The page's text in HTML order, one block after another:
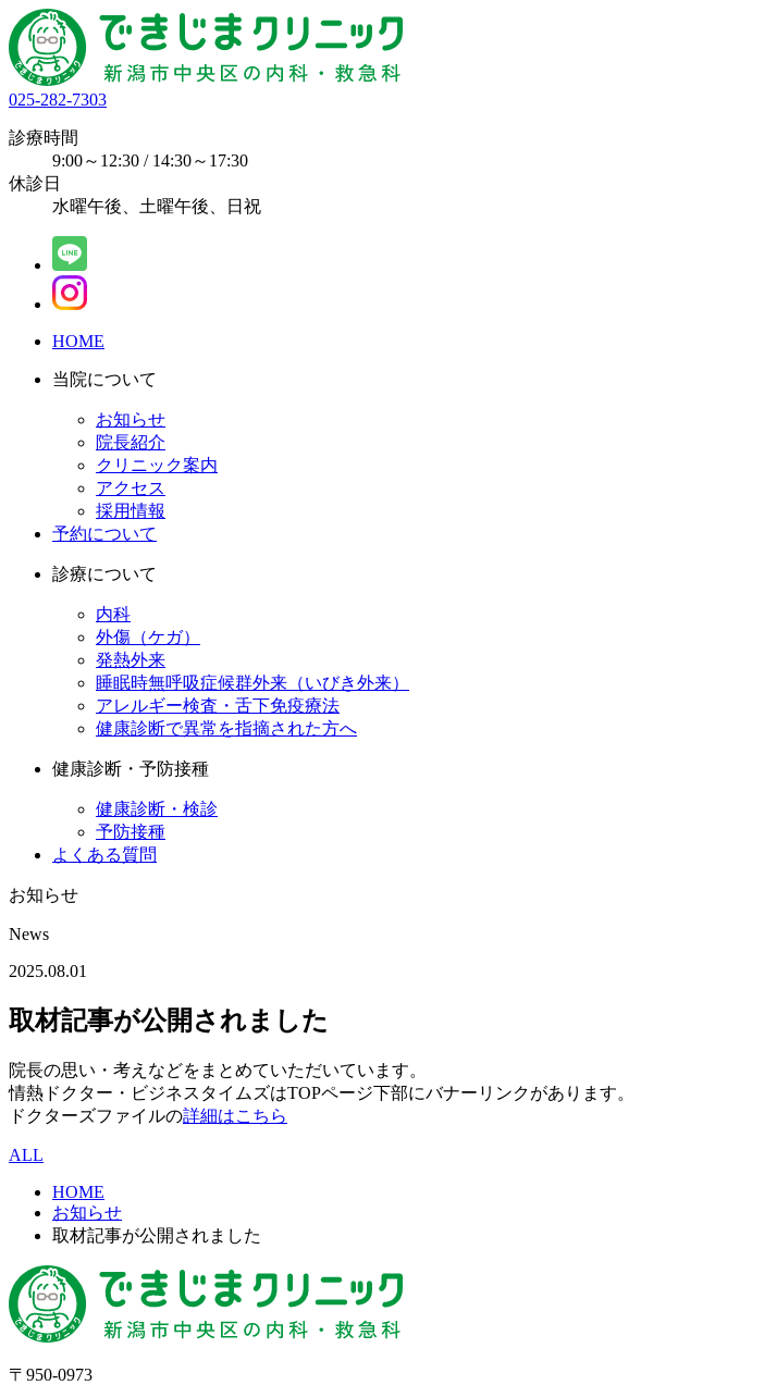
025-282-7303
診療時間
9:00～12:30 / 14:30～17:30
休診日
水曜午後、土曜午後、日祝
HOME
当院について
お知らせ
院長紹介
クリニック案内
アクセス
採用情報
予約について
診療について
内科
外傷（ケガ）
発熱外来
睡眠時無呼吸症候群外来（いびき外来）
アレルギー検査・舌下免疫療法
健康診断で異常を指摘された方へ
健康診断・予防接種
健康診断・検診
予防接種
よくある質問
お知らせ
News
2025.08.01
取材記事が公開されました
院長の思い・考えなどをまとめていただいています。
情熱ドクター・ビジネスタイムズはTOPページ下部にバナーリンクがあります。
ドクターズファイルの詳細はこちら
ALL
HOME
お知らせ
取材記事が公開されました
〒950-0973